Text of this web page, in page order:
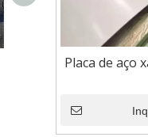
Placa de aço